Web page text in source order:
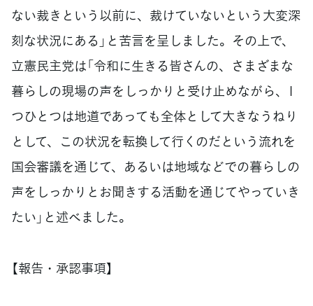
ない裁きという以前に、裁けていないという大変深
刻な状況にある」と苦言を呈しました。その上で、
立憲民主党は「令和に生きる皆さんの、さまざまな
暮らしの現場の声をしっかりと受け止めながら、1
つひとつは地道であっても全体として大きなうねり
として、この状況を転換して行くのだという流れを
国会審議を通じて、あるいは地域などでの暮らしの
声をしっかりとお聞きする活動を通じてやっていき
たい」と述べました。
【報告・承認事項】